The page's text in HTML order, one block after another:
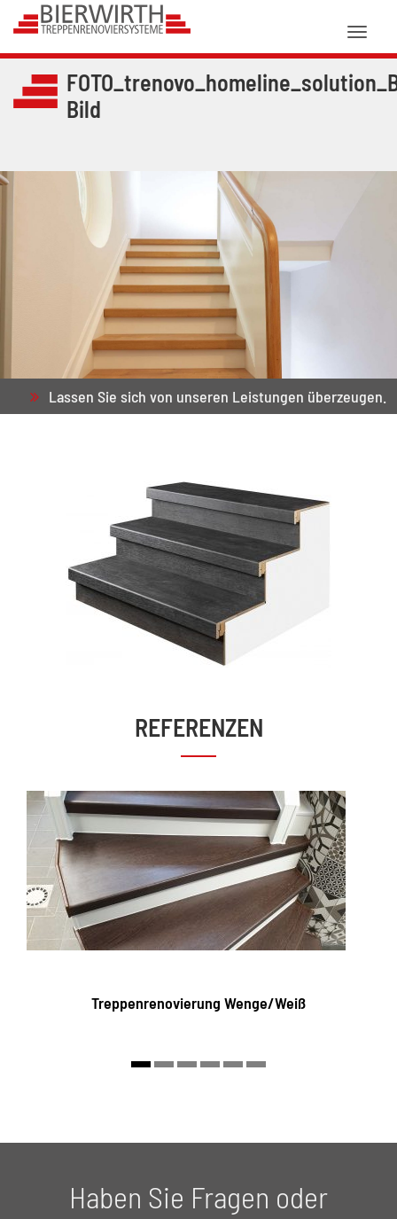
Bild
Lassen Sie sich von unseren Leistungen überzeugen.
REFERENZEN
Treppenrenovierung Wenge/Weiß
Haben Sie Fragen oder